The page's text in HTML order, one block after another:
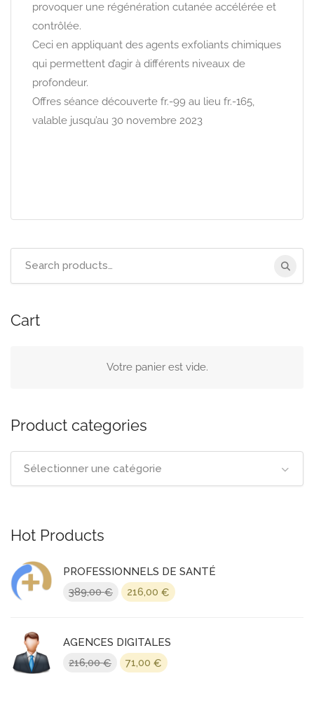
provoquer une régénération cutanée accélérée et
contrôlée.
Ceci en appliquant des agents exfoliants chimiques
qui permettent d’agir à différents niveaux de
profondeur.
Offres séance découverte fr.-99 au lieu fr.-165,
valable jusqu’au 30 novembre 2023
Cart
Votre panier est vide.
Product categories
Sélectionner une catégorie
Hot Products
PROFESSIONNELS DE SANTÉ
389,00€
Le
était :
389,00 €.
216,00 € Le
AGENCES DIGITALES
216,00€
Le71,00 € Le